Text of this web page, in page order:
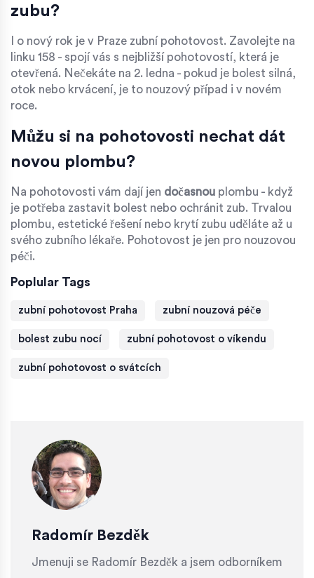
zubu?
I o nový rok je v Praze zubní pohotovost. Zavolejte na
linku 158 - spojí vás s nejbližší pohotovostí, která je
otevřená. Nečekáte na 2. ledna - pokud je bolest silná,
otok nebo krvácení, je to nouzový případ i v novém
roce.
Můžu si na pohotovosti nechat dát
novou plombu?
Na pohotovosti vám dají jen dočasnou plombu - když
je potřeba zastavit bolest nebo ochránit zub. Trvalou
plombu, estetické řešení nebo krytí zubu uděláte až u
svého zubního lékaře. Pohotovost je jen pro nouzovou
péči.
Poplular Tags
zubní pohotovost Praha zubní nouzová péče
bolest zubu nocí zubní pohotovost o víkendu
zubní pohotovost o svátcích
Radomír Bezděk
Jmenuji se Radomír Bezděk a jsem odborníkem